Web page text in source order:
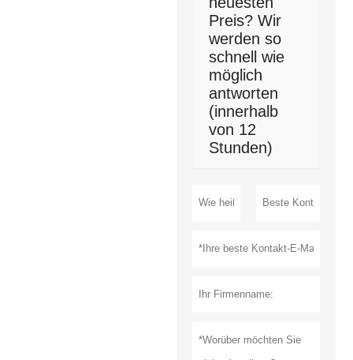
Preis? Wir
werden so
schnell wie
möglich
antworten
(innerhalb
von 12
Stunden)